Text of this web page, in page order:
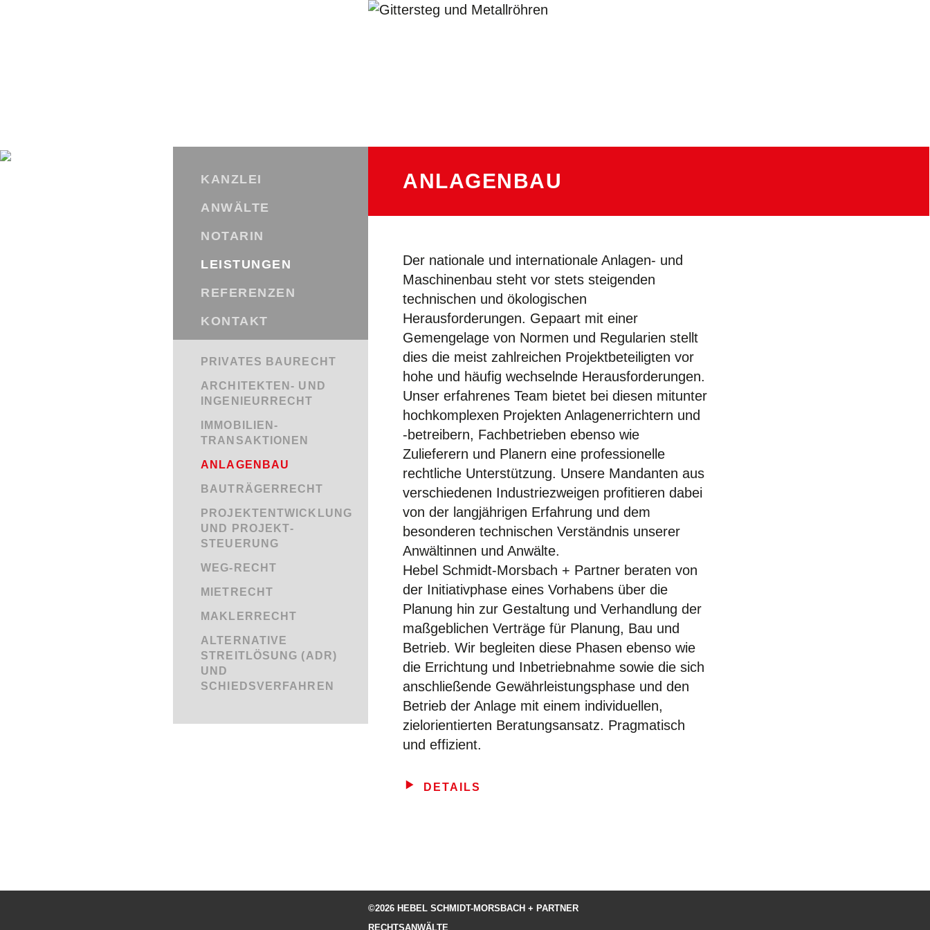
KANZLEI
ANWÄLTE
NOTARIN
LEISTUNGEN
REFERENZEN
KONTAKT
PRIVATES BAURECHT
ARCHITEKTEN- UND
INGENIEURRECHT
IMMOBILIEN­
TRANSAKTIONEN
ANLAGENBAU
BAUTRÄGERRECHT
PROJEKT­ENTWICKLUNG
UND PROJEKT­
STEUERUNG
WEG-RECHT
MIETRECHT
MAKLERRECHT
ALTERNATIVE
STREITLÖSUNG (ADR)
UND
SCHIEDSVERFAHREN
ANLAGENBAU
Der nationale und internationale Anlagen- und
Maschinenbau steht vor stets steigenden
technischen und ökologischen
Herausforderungen. Gepaart mit einer
Gemengelage von Normen und Regularien stellt
dies die meist zahlreichen Projektbeteiligten vor
hohe und häufig wechselnde Herausforderungen.
Unser erfahrenes Team bietet bei diesen mitunter
hochkomplexen Projekten Anlagenerrichtern und
-betreibern, Fachbetrieben ebenso wie
Zulieferern und Planern eine professionelle
rechtliche Unterstützung. Unsere Mandanten aus
verschiedenen Industriezweigen profitieren dabei
von der langjährigen Erfahrung und dem
besonderen technischen Verständnis unserer
Anwältinnen und Anwälte.
Hebel Schmidt-Morsbach + Partner beraten von
der Initiativphase eines Vorhabens über die
Planung hin zur Gestaltung und Verhandlung der
maßgeblichen Verträge für Planung, Bau und
Betrieb. Wir begleiten diese Phasen ebenso wie
die Errichtung und Inbetriebnahme sowie die sich
anschließende Gewährleistungsphase und den
Betrieb der Anlage mit einem individuellen,
zielorientierten Beratungsansatz. Pragmatisch
und effizient.
DETAILS
©2026 HEBEL SCHMIDT-MORSBACH + PARTNER
RECHTSANWÄLTE